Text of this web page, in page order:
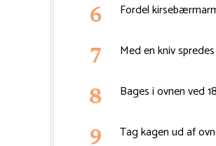
Fordel
Med en kniv
Bages i ovnen ved
Tag kagen ud af